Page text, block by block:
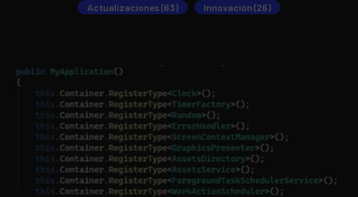
Actualizaciones (63) Innovación (26)